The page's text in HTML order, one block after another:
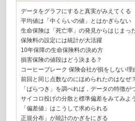
データをグラフにすると真実がみえてくる
平均値は「中くらいの値」とはかぎらない
生命保険は「死亡率」の発見からはじまっ
保険料の設定には統計が大活躍
10年保障の生命保険料の決め方
損害保険の値段はどう決まる？
コーヒーブレーク 保険会社が損をしない理
前回と同じ点数なのにほめられたのはなぜ？
「ばらつき」を調べれば，データの特徴が
サイコロ投げの分散と標準偏差をみてみよう
「偏差値」はこうして求められる
正規分布」が統計のかぎをにぎる